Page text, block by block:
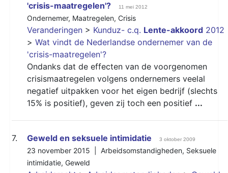
'crisis-maatregelen'?
11 mei 2012
Ondernemer, Maatregelen, Crisis
Veranderingen > Kunduz- c.q. Lente-akkoord 2012
> Wat vindt de Nederlandse ondernemer van de
'crisis-maatregelen'?
Ondanks dat de effecten van de voorgenomen
crisismaatregelen volgens ondernemers veelal
negatief uitpakken voor het eigen bedrijf (slechts
15% is positief), geven zij toch een positief ...
7. Geweld en seksuele intimidatie 3 oktober 2009
23 november 2015 | Arbeidsomstandigheden, Seksuele
intimidatie, Geweld